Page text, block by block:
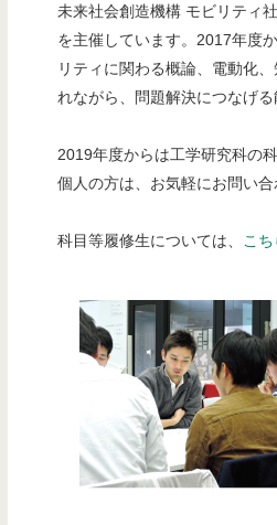
未来社会創造機構 モビリティ
を主催しています。2017年度
リティに関わる概論、電動化
れながら、問題解決につなげ
2019年度からは工学研究科の
個人の方は、お気軽にお問い合
科目等履修生については、 こち